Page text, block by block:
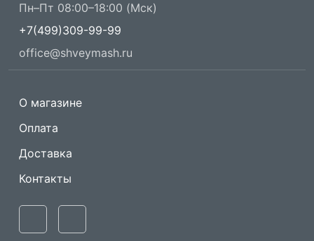
Пн–Пт 08:00–18:00 (Мск)
+7(499)309-99-99
office@shveymash.ru
О магазине
Оплата
Доставка
Контакты